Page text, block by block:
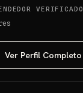
VERIFICADO
Ver Perfil Completo